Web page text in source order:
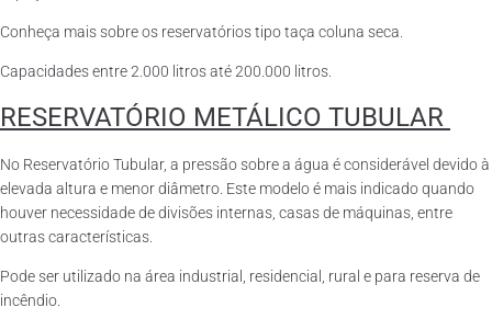
Conheça mais sobre os reservatórios tipo taça coluna seca.
Capacidades entre 2.000 litros até 200.000 litros.
RESERVATÓRIO METÁLICO TUBULAR
No Reservatório Tubular, a pressão sobre a água é considerável devido à
elevada altura e menor diâmetro. Este modelo é mais indicado quando
houver necessidade de divisões internas, casas de máquinas, entre
outras características.
Pode ser utilizado na área industrial, residencial, rural e para reserva de
incêndio.